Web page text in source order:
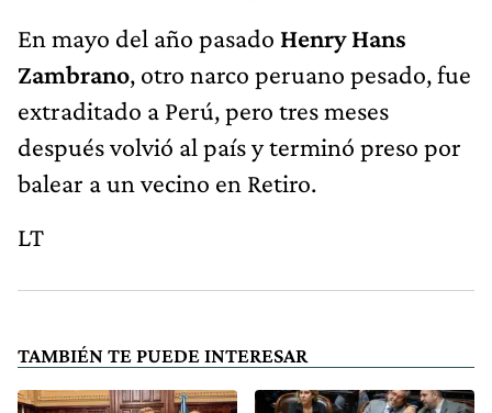
En mayo del año pasado Henry Hans
Zambrano, otro narco peruano pesado, fue
extraditado a Perú, pero tres meses
después volvió al país y terminó preso por
balear a un vecino en Retiro.
LT
TAMBIÉN TE PUEDE INTERESAR